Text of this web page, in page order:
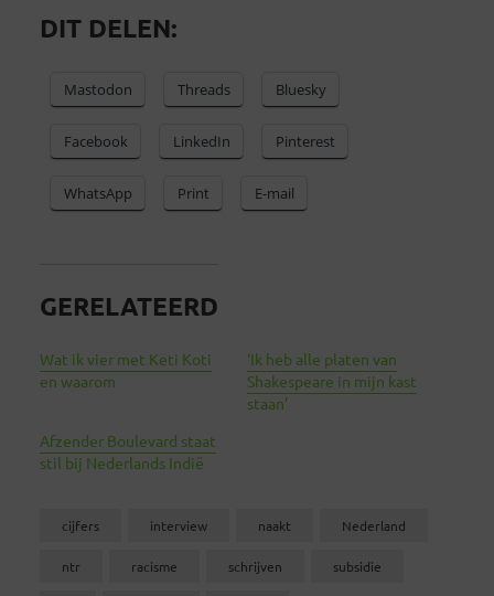
DIT DELEN:
Mastodon Threads Bluesky
Facebook LinkedIn Pinterest
WhatsApp Print E-mail
GERELATEERD
Wat ik vier met Keti Koti
en waarom
‘Ik heb alle platen van
Shakespeare in mijn kast
staan’
Afzender Boulevard staat
stil bij Nederlands Indië
cijfers interview naakt Nederland
ntr racisme schrijven subsidie